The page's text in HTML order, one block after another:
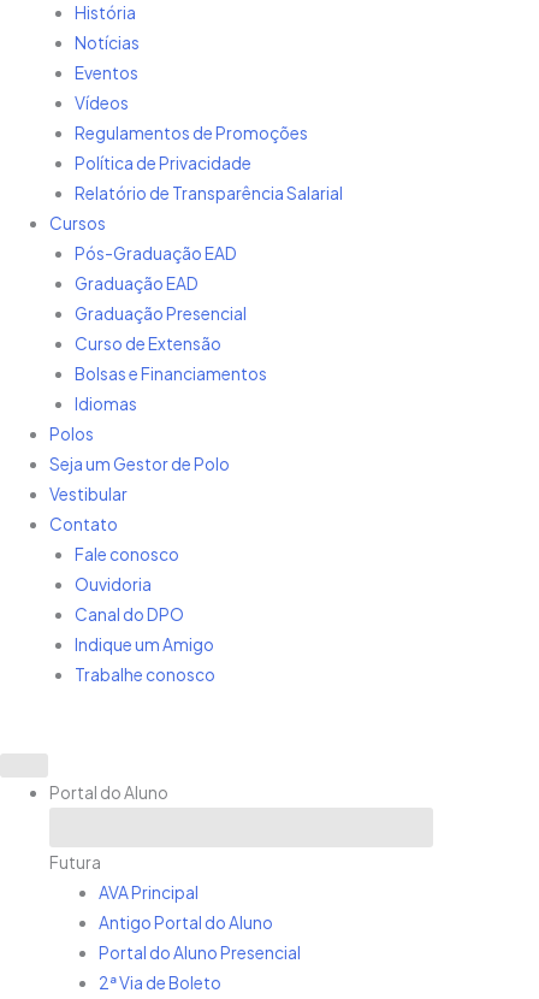
História
Notícias
Eventos
Vídeos
Regulamentos de Promoções
Política de Privacidade
Relatório de Transparência Salarial
Cursos
Pós-Graduação EAD
Graduação EAD
Graduação Presencial
Curso de Extensão
Bolsas e Financiamentos
Idiomas
Polos
Seja um Gestor de Polo
Vestibular
Contato
Fale conosco
Ouvidoria
Canal do DPO
Indique um Amigo
Trabalhe conosco
Portal do Aluno
Futura
AVA Principal
Antigo Portal do Aluno
Portal do Aluno Presencial
2ª Via de Boleto